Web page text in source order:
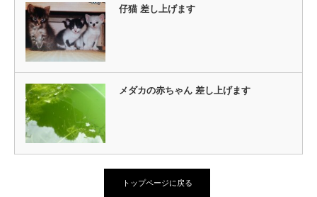
仔猫 差し上げます
メダカの赤ちゃん 差し上げます
トップページに戻る